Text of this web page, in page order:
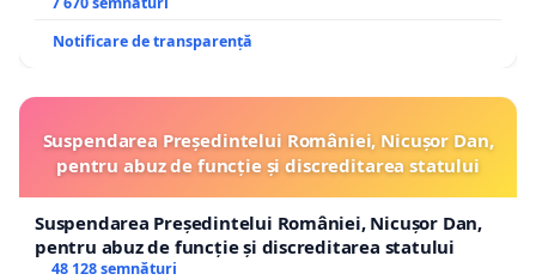
Notificare de transparență
Suspendarea Președintelui României, Nicușor Dan,
pentru abuz de funcție și discreditarea statului
Suspendarea Președintelui României, Nicușor Dan,
pentru abuz de funcție și discreditarea statului
48 128 semnături